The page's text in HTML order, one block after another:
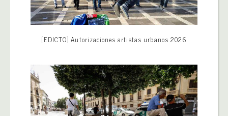
[EDICTO] Autorizaciones artistas urbanos 2026